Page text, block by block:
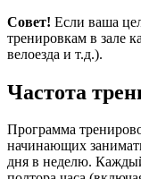
Совет! Если ваша
тренировкам в зале
велоезда и т.д.).
Частота
Программа
начинающих
дня в неделю.